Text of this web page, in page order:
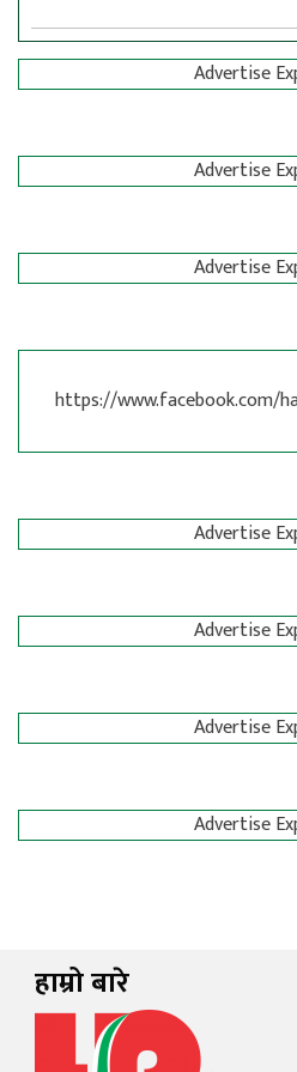
Advertise
Advertise
Advertise
https://www.facebook.com/
Advertise
Advertise
Advertise
Advertise
हाम्रो बारे